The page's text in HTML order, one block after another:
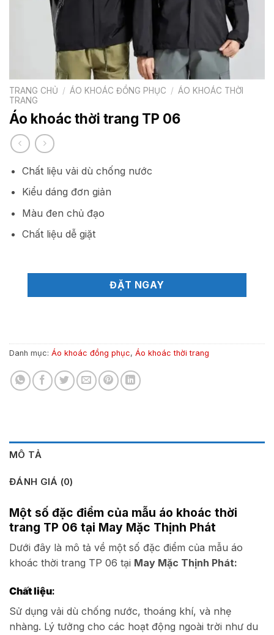
TRANG CHỦ / ÁO KHOÁC ĐỒNG PHỤC / ÁO KHOÁC THỜI
TRANG
Áo khoác thời trang TP 06
Chất liệu vải dù chống nước
Kiểu dáng đơn giản
Màu đen chủ đạo
Chất liệu dễ giặt
ĐẶT NGAY
Danh mục: Áo khoác đồng phục, Áo khoác thời trang
MÔ TẢ
ĐÁNH GIÁ (0)
Một số đặc điểm của mẫu áo khoác thời
trang TP 06 tại May Mặc Thịnh Phát
Dưới đây là mô tả về một số đặc điểm của mẫu áo
khoác thời trang TP 06 tại May Mặc Thịnh Phát:
Chất liệu:
Sử dụng vải dù chống nước, thoáng khí, và nhẹ
nhàng. Lý tưởng cho các hoạt động ngoài trời như du